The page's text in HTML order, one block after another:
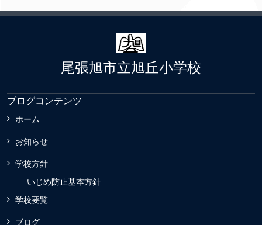
尾張旭市立旭丘小学校
ブログコンテンツ
ホーム
お知らせ
学校方針
いじめ防止基本方針
学校要覧
ブログ